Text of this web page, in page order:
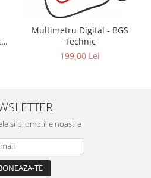
Multimetru Digital - BGS
Technic
199,00 Lei
si promotiile noastre